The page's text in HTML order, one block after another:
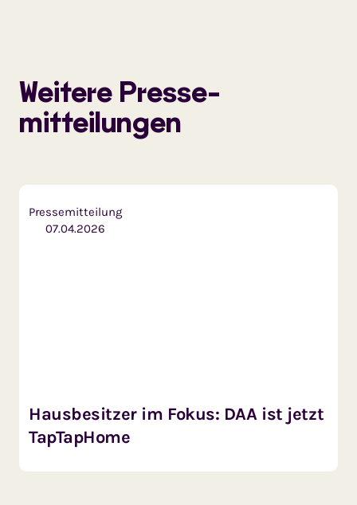
Weitere Presse­
mitteilungen
Pressemitteilung
07.04.2026
Hausbesitzer im Fokus: DAA ist jetzt
TapTapHome